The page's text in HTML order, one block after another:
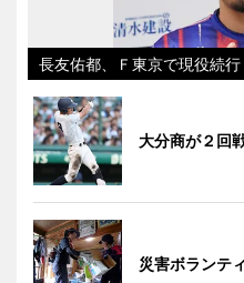
長友佑都、Ｆ東京で現役続
大分商が２回
災害ボランテ